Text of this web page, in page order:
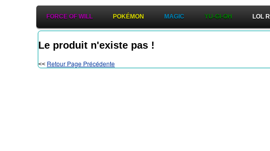
FORCE OF WILL POKÉMON MAGIC YU-GI-OH LOL
Le produit n'existe pas !
<< Retour Page Précédente